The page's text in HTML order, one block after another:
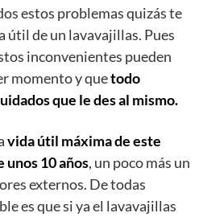
estos problemas quizás te
útil de un lavavajillas. Pues
inconvenientes pueden
momento y quetodo
que le des al mismo.
vida útil máxima de este
unos 10años, un poco más un
externos. De todas
es que si ya el lavavajillas